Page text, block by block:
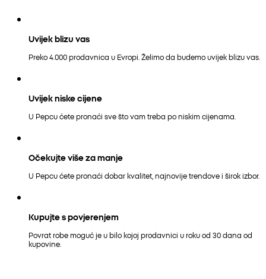
Uvijek blizu vas
Preko 4.000 prodavnica u Evropi. Želimo da budemo uvijek blizu vas.
Uvijek niske cijene
U Pepcu ćete pronaći sve što vam treba po niskim cijenama.
Očekujte više za manje
U Pepcu ćete pronaći dobar kvalitet, najnovije trendove i širok izbor.
Kupujte s povjerenjem
Povrat robe moguć je u bilo kojoj prodavnici u roku od 30 dana od
kupovine.